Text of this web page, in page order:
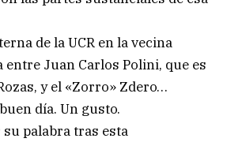
de la UCR en la vecina
entre Juan Carlos Polini, que es
y el «Zorro» Zdero…
día. Un gusto.
palabra tras esta